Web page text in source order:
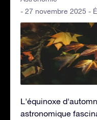
- 27 novembre 2025 -
L'équinoxe
astronomique